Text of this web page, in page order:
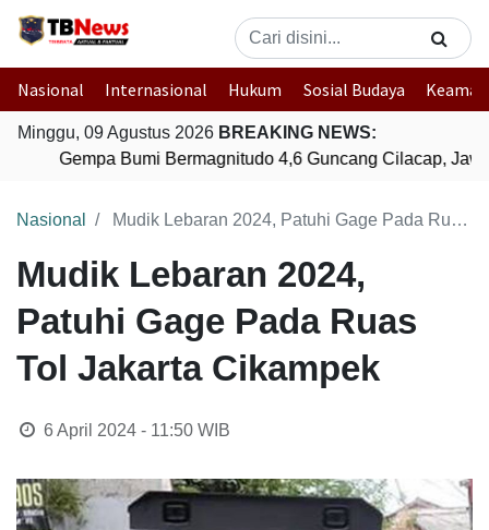
Nasional Internasional Hukum Sosial Budaya
Minggu, 09 Agustus 2026 BREAKING NEWS:
Gempa Bumi Bermagnitudo 4,6 Guncang Cilacap, Jawa
Nasional Mudik Lebaran 2024, Patuhi Gage Pada Ruas Tol Jakarta Cikampek
Mudik Lebaran 2024,
Patuhi Gage Pada Ruas
Tol Jakarta Cikampek
6 April 2024 - 11:50WIB